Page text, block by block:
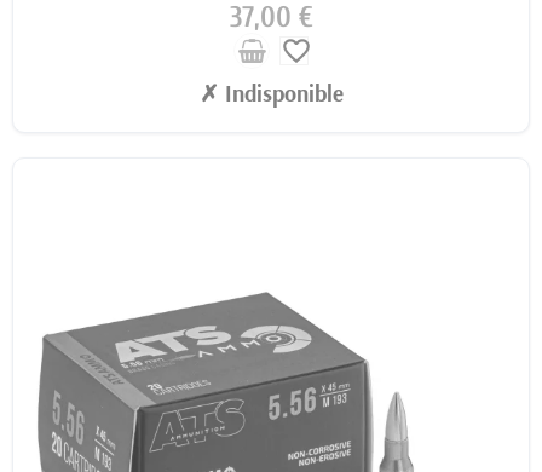
37,00 €
favorite_border
✗ Indisponible